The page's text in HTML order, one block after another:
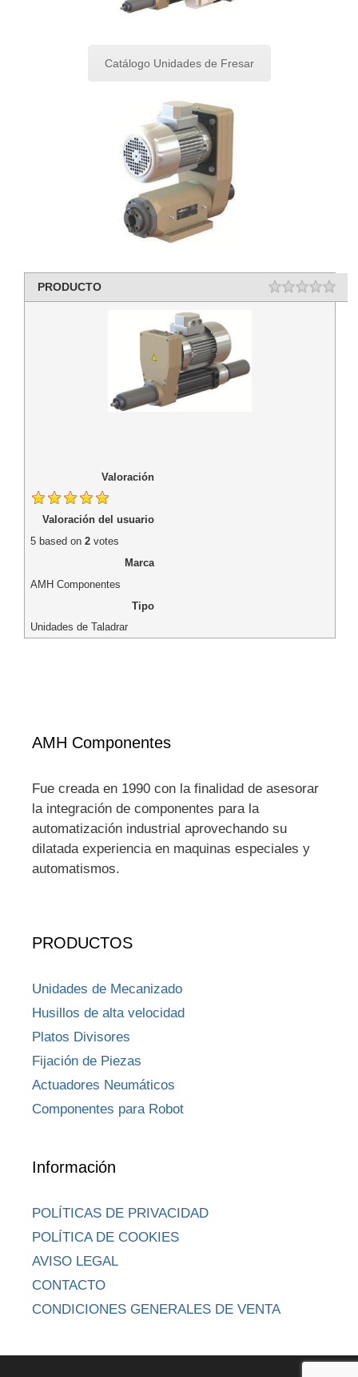
Catálogo Unidades de Fresar
PRODUCTO
Valoración
Valoración del usuario
5based on 2votes
Marca
AMH Componentes
Tipo
Unidades de Taladrar
AMH Componentes
Fue creada en 1990 con la finalidad de asesorar
la integración de componentes para la
automatización industrial aprovechando su
dilatada experiencia en maquinas especiales y
automatismos.
PRODUCTOS
Unidades de Mecanizado
Husillos de alta velocidad
Platos Divisores
Fijación de Piezas
Actuadores Neumáticos
Componentes para Robot
Información
POLÍTICAS DE PRIVACIDAD
POLÍTICA DE COOKIES
AVISO LEGAL
CONTACTO
CONDICIONES GENERALES DE VENTA